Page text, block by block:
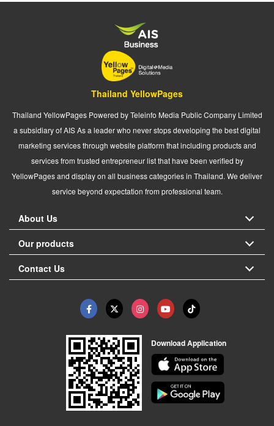
Thailand YellowPages
Thailand YellowPages Powered by Teleinfo Media Public Company Limited
a subsidiary of AIS As a leader who never stops developing the best digital
marketing services through website platform that including products and
services from trusted entrepreneur list that have been verified by
YellowPages and display on all business categories in Thailand. We deliver
service beyond expectation from professional team.
About Us
Our products
Contact Us
Download Application